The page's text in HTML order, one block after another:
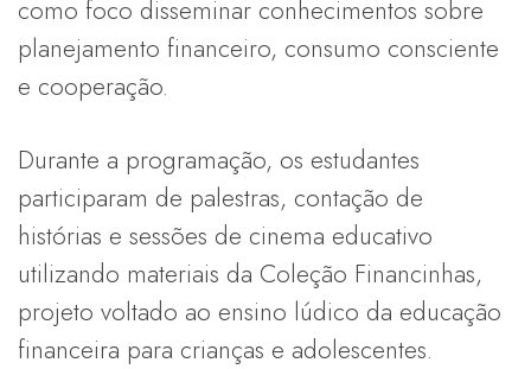
como foco disseminar conhecimentos sobre
planejamento financeiro, consumo consciente
e cooperação.
Durante a programação, os estudantes
participaram de palestras, contação de
histórias e sessões de cinema educativo
utilizando materiais da Coleção Financinhas,
projeto voltado ao ensino lúdico da educação
financeira para crianças e adolescentes.